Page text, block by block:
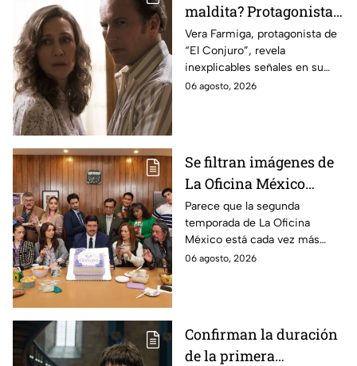
maldita? Protagonista
revela INQUIETANTES
señales en su cuerpo
durante la grabación de
la película
Vera Farmiga, protagonista de
“El Conjuro”, revela
inexplicables señales en su
cuerpo durante el rodaje de la
06 agosto, 2026
Se filtran imágenes de
La Oficina México
temporada 2 y un
detalle desata teorías
entre los fans
Parece que la segunda
temporada de La Oficina
México está cada vez más
cerca, pues el elenco ya se
06 agosto, 2026
Confirman la duración
de la primera